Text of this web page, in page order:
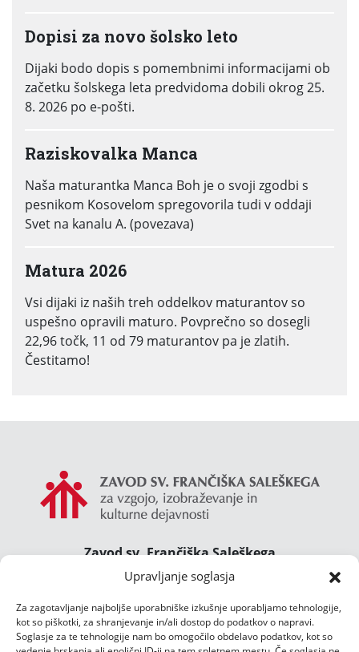
Upravljanje soglasja
Za zagotavljanje najboljše uporabniške izkušnje uporabljamo tehnologije,
kot so piškotki, za shranjevanje in/ali dostop do podatkov o napravi.
Soglasje za te tehnologije nam bo omogočilo obdelavo podatkov, kot so
Dopisi za novo šolsko leto
Dijaki bodo dopis s pomembnimi informacijami ob
začetku šolskega leta predvidoma dobili okrog 25.
8. 2026 po e-pošti.
Raziskovalka Manca
Naša maturantka Manca Boh je o svoji zgodbi s
pesnikom Kosovelom spregovorila tudi v oddaji
Svet na kanalu A. (povezava)
Matura 2026
Vsi dijaki iz naših treh oddelkov maturantov so
uspešno opravili maturo. Povprečno so dosegli
22,96 točk, 11 od 79 maturantov pa je zlatih.
Čestitamo!
Zavod sv. Frančiška Saleškega
Gimnazija Želimlje ° Dom Janeza Boska ° Majcnov
Želimlje 46, 1291 Škofljica
TEL.:01/47 02 111